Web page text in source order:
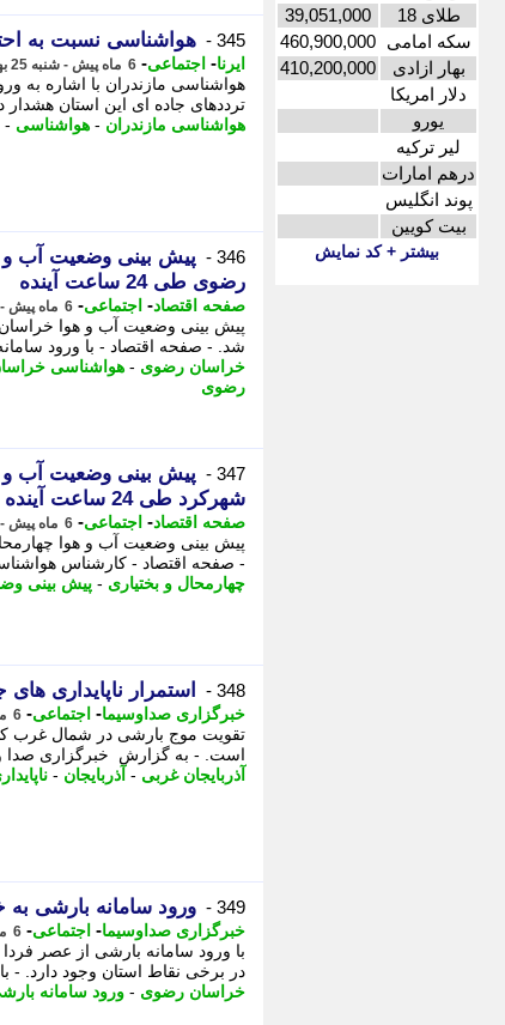
طلای 18
39,051,000
سکه امامی 460,900,000
بهار ازادی
410,200,000
دلار امریکا
یورو
لیر ترکیه
درهم امارات
پوند انگلیس
بیت کویین
بیشتر + کد نمایش
345 - هواشناسی نسبت به
ایرنا- اجتماعی- 6 ماه پیش - شنبه 25 بهمن 1404، 14:50
هواشناسی مازندران با اشاره به
ترددهای جاده ای این استان هشدار
هواشناسی مازندران - هواشناسی -
346 -
رضوی طی 24 ساعت آینده
صفحه اقتصاد- اجتماعی- 6 ماه پیش - شنبه 25 بهمن 1404، 12:13
شد. - صفحه اقتصاد - با ورود
خراسان رضوی - هواشناسی
رضوی
347 -
شهرکرد طی 24 ساعت آینده
صفحه اقتصاد- اجتماعی- 6 ماه پیش - شنبه 25 بهمن 1404، 12:03
- صفحه اقتصاد - کارشناس
چهارمحال و بختیاری - پیش بینی
348 - استمرار ناپایداری
خبرگزاری صداوسیما- اجتماعی- 6 ماه پیش - شنبه 25 بهمن 1404، 09:30
تقویت موج بارشی در شمال غرب
است. - به گزارش خبرگزاری صدا و
آذربایجان غربی - آذربایجان -
349 - ورود سامانه بارشی
خبرگزاری صداوسیما- اجتماعی- 6 ماه پیش - شنبه 25 بهمن 1404، 08:35
در برخی نقاط استان وجود دارد. -
خراسان رضوی - ورود سامانه